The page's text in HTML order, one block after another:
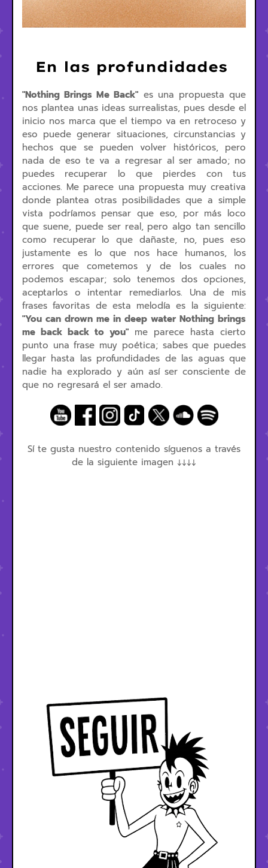
En las profundidades
"Nothing Brings Me Back" es una propuesta que
nos plantea unas ideas surrealistas, pues desde el
inicio nos marca que el tiempo va en retroceso y
eso puede generar situaciones, circunstancias y
hechos que se pueden volver históricos, pero
nada de eso te va a regresar al ser amado; no
puedes recuperar lo que pierdes con tus
acciones. Me parece una propuesta muy creativa
donde plantea otras posibilidades que a simple
vista podríamos pensar que eso, por más loco
que suene, puede ser real, pero algo tan sencillo
como recuperar lo que dañaste, no, pues eso
justamente es lo que nos hace humanos, los
errores que cometemos y de los cuales no
podemos escapar; solo tenemos dos opciones,
aceptarlos o intentar remediarlos. Una de mis
frases favoritas de esta melodía es la siguiente:
"You can drown me in deep water Nothing brings
me back back to you" me parece hasta cierto
punto una frase muy poética; sabes que puedes
llegar hasta las profundidades de las aguas que
nadie ha explorado y aún así ser consciente de
que no regresará el ser amado.
Sí te gusta nuestro contenido síguenos a través
de la siguiente imagen ↓↓↓↓